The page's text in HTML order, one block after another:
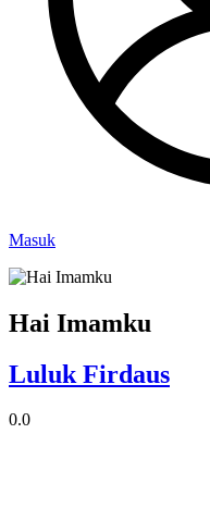
Masuk
Hai Imamku
Luluk Firdaus
0.0